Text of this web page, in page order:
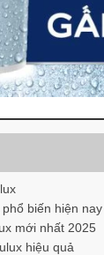
biến hiện nay
mới nhất 2025
hiệu quả